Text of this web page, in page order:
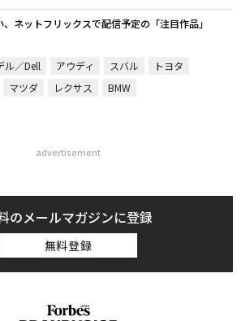
ネットフリックスで配信予定の「注目作品」
ル／Dell アウディ スバル
トヨタ
マツダ レクサス BMW
advertisement
のメールマガジンに登録
無料登録